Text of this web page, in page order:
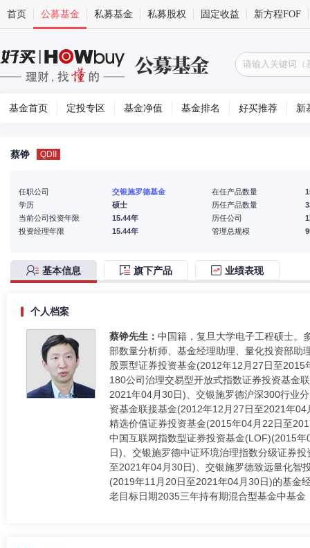
首页 公募基金 私募基金 私募股权 固定收益 新方程FOF
基金首页 定投专区 基金净值 基金排名 好买推荐 新
蔡铮 QDII
任职公司
交银施罗德基金
学历
硕士
当前公司投资年限
15.44年
投资经理年限
15.44年
在任产品数量
历任产品数量
历任公司
管理总规模
基本信息 旗下产品 业绩表现
个人档案
蔡铮先生： 中国籍，复旦大学电子工程硕士。
部数量分析师、基金经理助理、量化投资部助
股票型证券投资基金(2012年12月27日至
180公司治理交易型开放式指数证券投资基金
2021年04月30日)、交银施罗德沪深300行业
资基金联接基金(2012年12月27日至2021年
精选价值证券投资基金(2015年04月22日至
中国互联网指数型证券投资基金(LOF)(2015
日)、交银施罗德中证环境治理指数分级证券
至2021年04月30日)、交银施罗德致远量化智
(2019年11月20日至2021年04月30日)的基金
老目标日期2035三年持有期混合型基金中基